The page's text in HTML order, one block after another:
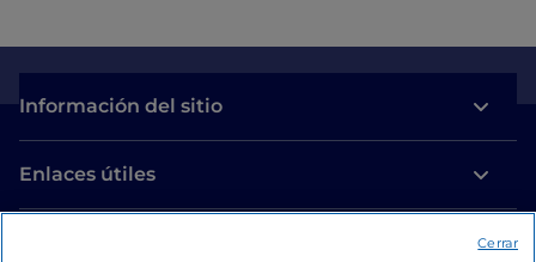
Información del sitio
Enlaces útiles
Cerrar